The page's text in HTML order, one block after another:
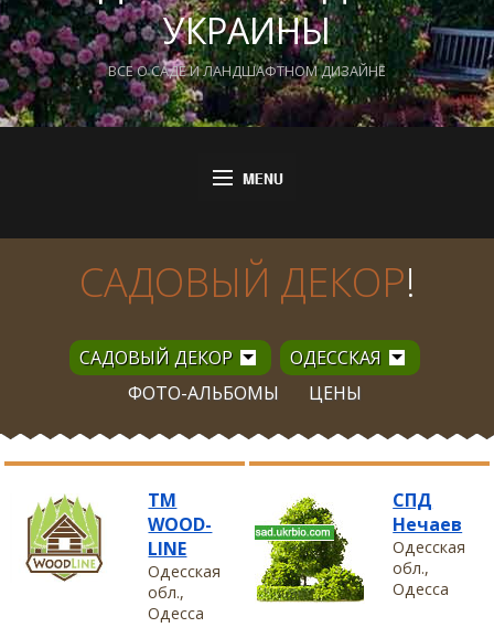
УКРАИНЫ
ВСЕ О САДЕ И ЛАНДШАФТНОМ ДИЗАЙНЕ
САДОВЫЙ ДЕКОР!
САДОВЫЙ ДЕКОР
ОДЕССКАЯ
ФОТО-АЛЬБОМЫ
ЦЕНЫ
TM
WOOD-
LINE
Одесская
обл.,
Одесса
СПД
Нечаев
Одесская
обл.,
Одесса